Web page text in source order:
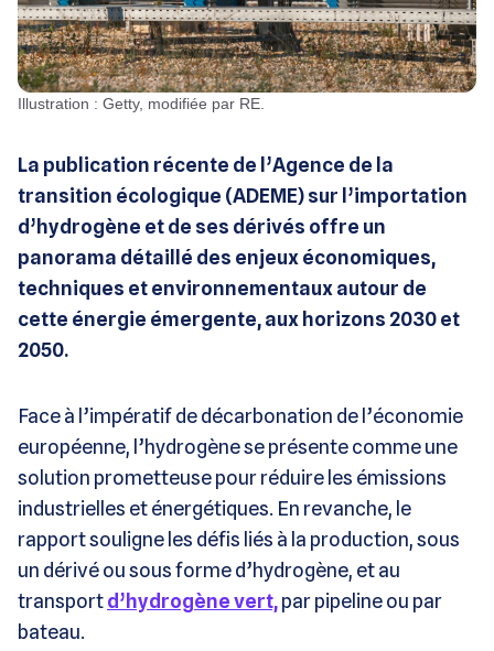
Illustration : Getty, modifiée par RE.
La publication récente de l’Agence de la
transition écologique (ADEME) sur l’importation
d’hydrogène et de ses dérivés offre un
panorama détaillé des enjeux économiques,
techniques et environnementaux autour de
cette énergie émergente, aux horizons 2030 et
2050.
Face à l’impératif de décarbonation de l’économie
européenne, l’hydrogène se présente comme une
solution prometteuse pour réduire les émissions
industrielles et énergétiques. En revanche, le
rapport souligne les défis liés à la production, sous
un dérivé ou sous forme d’hydrogène, et au
transportd’hydrogène vert,par pipeline ou par
bateau.